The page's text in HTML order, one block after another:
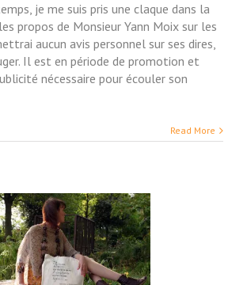
je me suis pris une claque dans la
propos de Monsieur Yann Moix sur les
aucun avis personnel sur ses dires,
Il est en période de promotion et
nécessaire pour écouler son
Read More